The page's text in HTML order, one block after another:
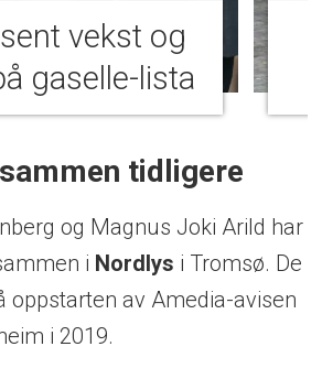
vekst og
gaselle-lista
tidligere
og Magnus Joki Arild har
i Nordlys i Tromsø. De
oppstarten av Amedia-avisen
i 2019.